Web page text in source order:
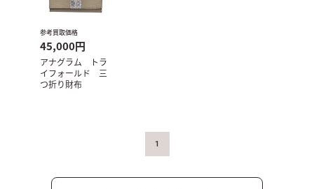
参考買取価格
45,000円
アナグラム トラ
イフォールド 三
つ折り財布
1